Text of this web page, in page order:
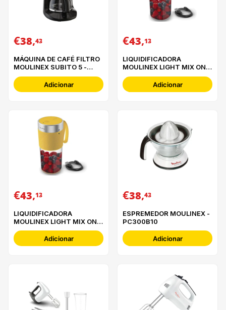
€38,43
MÁQUINA DE CAFÉ FILTRO
MOULINEX SUBITO 5 -
FG5S0DE0
Adicionar
€43,13
LIQUIDIFICADORA
MOULINEX LIGHT MIX ON
THE GO BLUE - LM1C0410
Adicionar
€43,13
LIQUIDIFICADORA
MOULINEX LIGHT MIX ON
THE GO YELLOW -
LM1C0210Adicionar
€38,43
ESPREMEDOR MOULINEX -
PC300B10
Adicionar